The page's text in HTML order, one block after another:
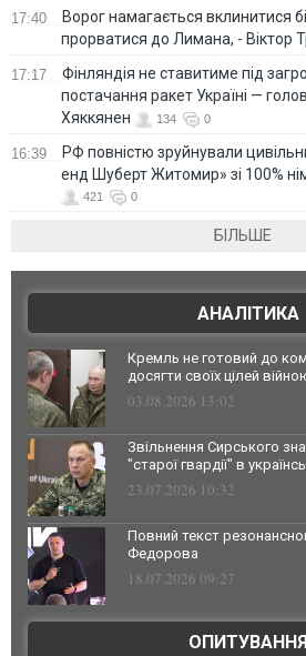
17:40
Ворог намагається вклинитися
прорватися до Лимана, - Віктор
17:17
Фінляндія не ставитиме під
постачання ракет Україні —
Хяккянен
134 0
16:39
РФ повністю зруйнували
енд Шуберт Житомир» зі 100%
421 0
БІЛЬШЕ
АНАЛІТИКА
Кремль не готовий до
досягти своїх цілей
03.08.2026 13:02
Звільнення Сирського
"старої гвардії" в
23.07.2026 10:32
Повний текст
Федорова
18.07.2026 09:27
ОПИТУВАННЯ